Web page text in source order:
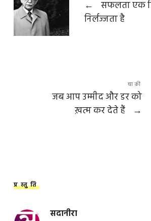
←
सफलता एक
निर्लज्जता है
बाक़ी
जब आप उम्मीद और डर को
ख़त्म कर देते हैं
→
प्रस्तुति
सदानीरा